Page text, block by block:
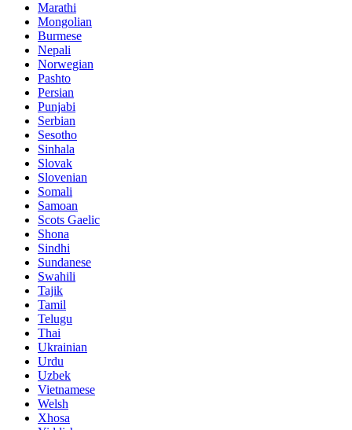
Marathi
Mongolian
Burmese
Nepali
Norwegian
Pashto
Persian
Punjabi
Serbian
Sesotho
Sinhala
Slovak
Slovenian
Somali
Samoan
Scots Gaelic
Shona
Sindhi
Sundanese
Swahili
Tajik
Tamil
Telugu
Thai
Ukrainian
Urdu
Uzbek
Vietnamese
Welsh
Xhosa